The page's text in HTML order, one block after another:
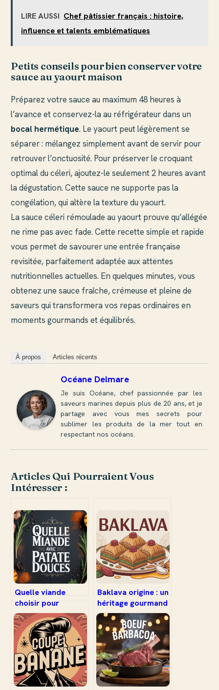
LIRE AUSSI Chef pâtissier français : histoire,
influence et talents emblématiques
Petits conseils pour bien conserver votre
sauce au yaourt maison
Préparez votre sauce au maximum 48 heures à
l’avance et conservez-la au réfrigérateur dans un
bocal hermétique. Le yaourt peut légèrement se
séparer : mélangez simplement avant de servir pour
retrouver l’onctuosité. Pour préserver le croquant
optimal du céleri, ajoutez-le seulement 2 heures avant
la dégustation. Cette sauce ne supporte pas la
congélation, qui altère la texture du yaourt.
La sauce céleri rémoulade au yaourt prouve qu’allégée
ne rime pas avec fade. Cette recette simple et rapide
vous permet de savourer une entrée française
revisitée, parfaitement adaptée aux attentes
nutritionnelles actuelles. En quelques minutes, vous
obtenez une sauce fraîche, crémeuse et pleine de
saveurs qui transformera vos repas ordinaires en
moments gourmands et équilibrés.
À propos Articles récents
Océane Delmare
Je suis Océane, chef passionnée par les
saveurs marines depuis plus de 20 ans, et je
partage avec vous mes secrets pour
sublimer les produits de la mer tout en
respectant nos océans.
Articles Qui Pourraient Vous
Intéresser :
Quelle viande
choisir pour
accompagner la
patate douce
Baklava origine : un
héritage gourmand
aux racines
multiples